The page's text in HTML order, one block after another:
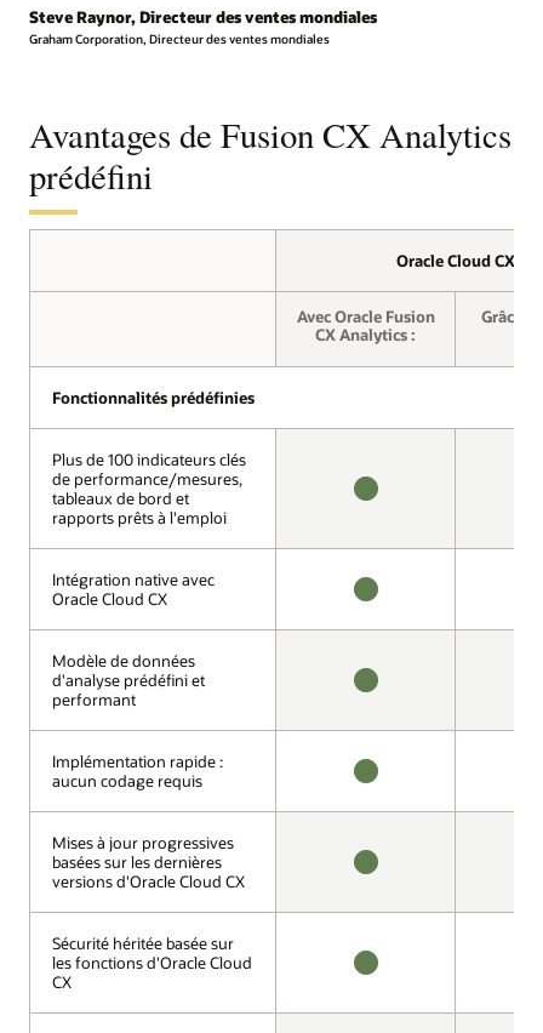
Steve Raynor, Directeur des ventes mondiales
Graham Corporation, Directeur des ventes mondiales
Avantages de Fusion CX Analytics
prédéfini
Oracle Cloud CX
Avec Oracle Fusion
CX Analytics :
Grâce à
Fonctionnalités prédéfinies
Plus de 100 indicateurs clés
de performance/mesures,
tableaux de bord et
rapports prêts à l'emploi
Intégration native avec
Oracle Cloud CX
Modèle de données
d'analyse prédéfini et
performant
Implémentation rapide :
aucun codage requis
Mises à jour progressives
basées sur les dernières
versions d'Oracle Cloud CX
Sécurité héritée basée sur
les fonctions d'Oracle Cloud
CX
Oracle Cloud CX
Fonctionnalités prédéfinies
Plus de 100 indicateurs clés
de performance/mesures,
tableaux de bord et
rapports prêts à l'emploi
Intégration native avec
Oracle Cloud CX
Modèle de données
d'analyse prédéfini et
performant
Implémentation rapide :
aucun codage requis
Mises à jour progressives
basées sur les dernières
versions d'Oracle Cloud CX
Sécurité héritée basée sur
les fonctions d'Oracle Cloud
CX